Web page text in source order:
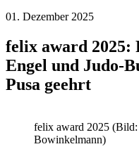
01. Dezember 2025
felix award 2025:
Engel und Judo-
Pusa geehrt
felix award 2025
Bowinkelmann)